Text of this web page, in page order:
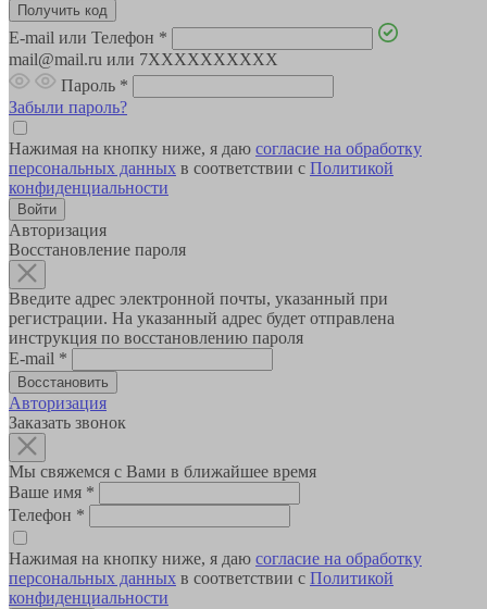
E-mail или Телефон *
mail@mail.ru или 7XXXXXXXXXX
Пароль *
Забыли пароль?
Нажимая на кнопку ниже, я даю согласие на обработку
персональных данных в соответствии с Политикой
конфиденциальности
Авторизация
Восстановление пароля
Введите адрес электронной почты, указанный при
регистрации. На указанный адрес будет отправлена
инструкция по восстановлению пароля
E-mail *
Авторизация
Заказать звонок
Мы свяжемся с Вами в ближайшее время
Ваше имя *
Телефон *
Нажимая на кнопку ниже, я даю согласие на обработку
персональных данных в соответствии с Политикой
конфиденциальности